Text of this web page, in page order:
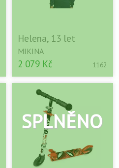
Helena, 13 let
MIKINA
2 079 Kč 1162